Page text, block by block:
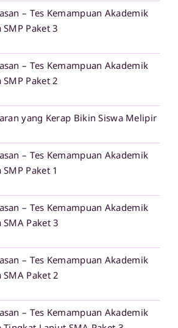
– Tes Kemampuan Akademik
Paket 3
– Tes Kemampuan Akademik
Paket 2
yang Kerap Bikin Siswa Melipir
– Tes Kemampuan Akademik
Paket 1
– Tes Kemampuan Akademik
Paket 3
– Tes Kemampuan Akademik
Paket 2
– Tes Kemampuan Akademik